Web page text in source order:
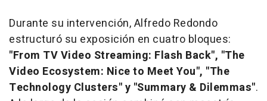
Durante su intervención, Alfredo Redondo
estructuró su exposición en cuatro bloques:
"From TV Video Streaming: Flash Back", "The
Video Ecosystem: Nice to Meet You", "The
Technology Clusters"y "Summary & Dilemmas".